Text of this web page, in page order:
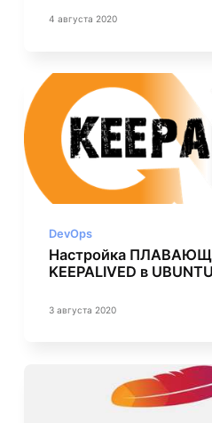
4 августа 2020
DevOps
Настройка
KEEPALIVED в UBUNTU
3 августа 2020